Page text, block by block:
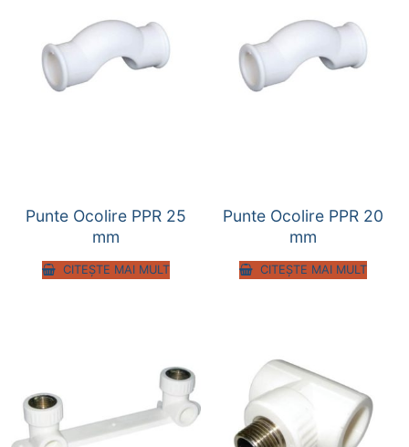
Punte Ocolire PPR 25
mm
CITEȘTE MAI MULT
Punte Ocolire PPR 20
mm
CITEȘTE MAI MULT